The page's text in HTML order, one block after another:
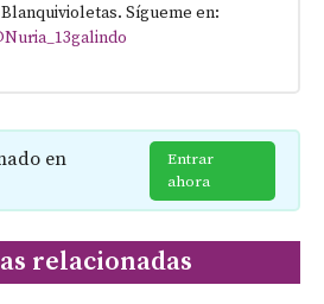
Sígueme en:
en
Entrar
ahora
relacionadas